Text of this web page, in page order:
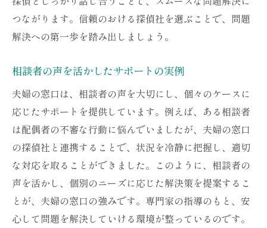
つながります。信頼のおける探偵社を選ぶことで、問題
解決への第一歩を踏み出しましょう。
相談者の声を活かしたサポートの実例
夫婦の窓口は、相談者の声を大切にし、個々のケースに
応じたサポートを提供しています。例えば、ある相談者
は配偶者の不審な行動に悩んでいましたが、夫婦の窓口
の探偵社と連携することで、状況を冷静に把握し、適切
な対応を取ることができました。このように、相談者の
声を活かし、個別のニーズに応じた解決策を提案するこ
とが、夫婦の窓口の強みです。専門家の指導のもと、安
心して問題を解決していける環境が整っているのです。